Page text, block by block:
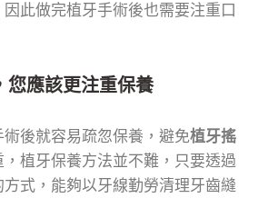
此做完植牙手術後也需要注重口
您應該更注重保養
後就容易疏忽保養，避免植牙搖
植牙保養方法並不難，只要透過
式，能夠以牙線勤勞清理牙齒縫